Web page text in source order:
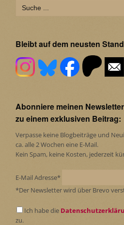
for:
Bleibt auf dem neusten
Abonniere meinen
zu einem exklusiven Beitrag:
Verpasse keine Blogbeiträge und
ca. alle 2 Wochen eine E-Mail.
Kein Spam, keine Kosten, jederzeit
E-Mail Adresse*
*Der Newsletter wird über Brevo
Ich habe die
zu.